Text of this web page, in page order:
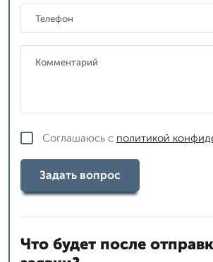
Соглашаюсь с политикой
Задать вопрос
Что будет после